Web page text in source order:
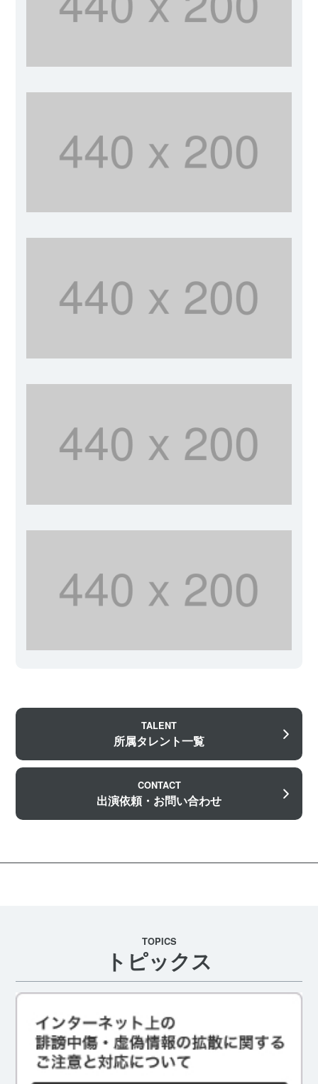
TALENT
所属タレント一覧
CONTACT
出演依頼・お問い合わせ
TOPICS
トピックス